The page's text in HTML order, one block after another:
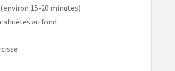
15-20 minutes)
au fond